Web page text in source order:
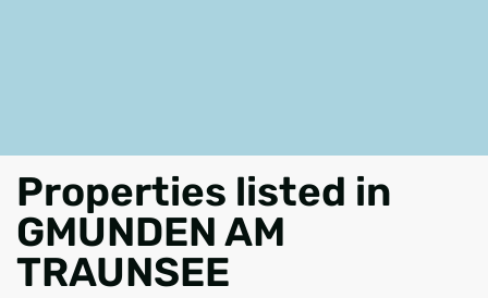
Properties listed in
GMUNDEN AM
TRAUNSEE